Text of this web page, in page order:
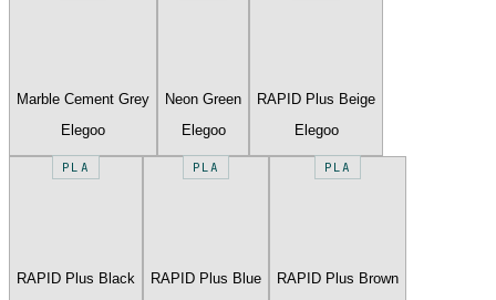
Marble Cement Grey
Elegoo
Neon Green
Elegoo
RAPID Plus Beige
Elegoo
PLA
RAPID Plus Black
PLA
RAPID Plus Blue
PLA
RAPID Plus Brown